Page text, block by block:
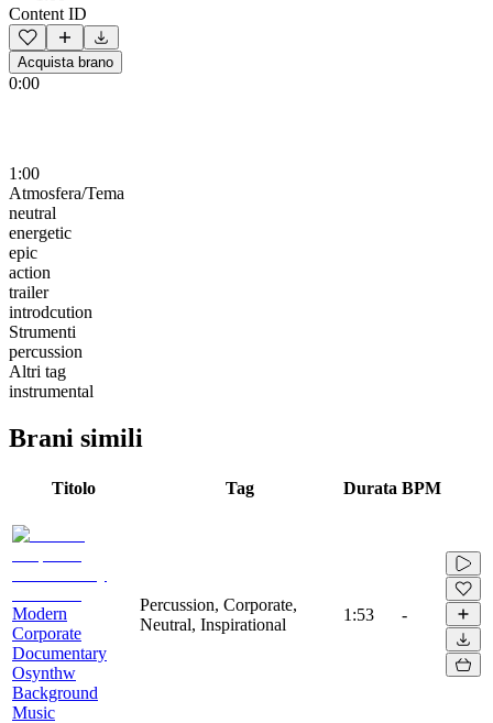
Content ID
Acquista brano
0:00
1:00
Atmosfera/Tema
neutral
energetic
epic
action
trailer
introdcution
Strumenti
percussion
Altri tag
instrumental
Brani simili
Titolo Tag Durata BPM
Modern
Corporate
Documentary
Osynthw
Background
Music
Percussion, Corporate,
Neutral, Inspirational
1:53 -